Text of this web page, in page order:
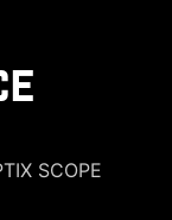
SCOPE